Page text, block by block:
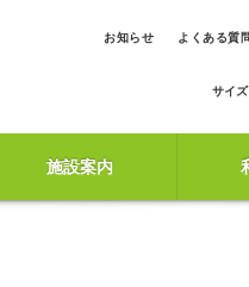
お知らせ よくある質
サイズ
施設案内